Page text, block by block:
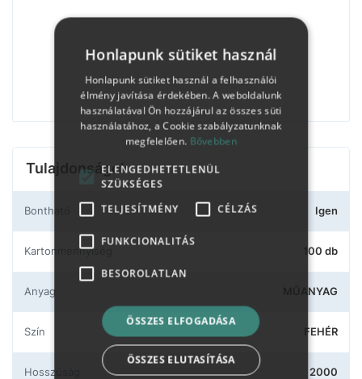
Tulajdonságok
Bontható Igen
Kartonmennyiség 100 db
Anyag MŰANYAG
Szín FEHÉR
Hosszúság 2000
Honlapunk sütiket használ
Honlapunk sütiket használ a felhasználói
élmény javítása érdekében. A weboldalunk
használatával Ön hozzájárul az összes süti
használatához, a Cookie szabályzatunknak
megfelelően. Bővebben
ELENGEDHETETLENÜL
SZÜKSÉGES
TELJESÍTMÉNY
CÉLZÁS
FUNKCIONALITÁS
BESOROLATLAN
ÖSSZES ELFOGADÁSA
ÖSSZES ELUTASÍTÁSA